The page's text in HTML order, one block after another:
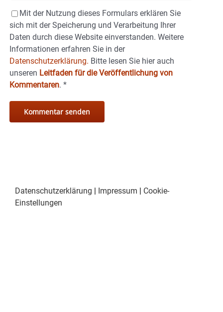
Mit der Nutzung dieses Formulars erklären Sie
sich mit der Speicherung und Verarbeitung Ihrer
Daten durch diese Website einverstanden. Weitere
Informationen erfahren Sie in der
Datenschutzerklärung. Bitte lesen Sie hier auch
unseren Leitfaden für die Veröffentlichung von
Kommentaren. *
Datenschutzerklärung | Impressum | Cookie-
Einstellungen